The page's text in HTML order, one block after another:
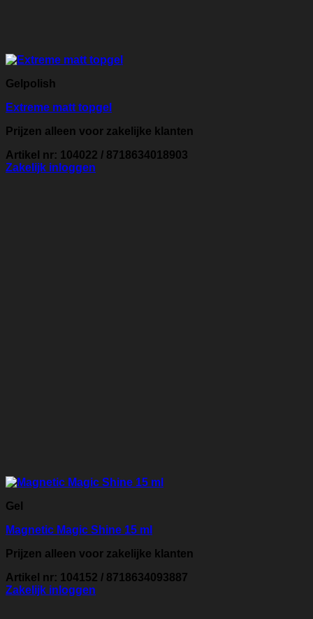
Gelpolish
Extreme matt topgel
Prijzen alleen voor zakelijke klanten
Artikel nr: 104022 / 8718634018903
Zakelijk inloggen
Gel
Magnetic Magic Shine 15 ml
Prijzen alleen voor zakelijke klanten
Artikel nr: 104152 / 8718634093887
Zakelijk inloggen